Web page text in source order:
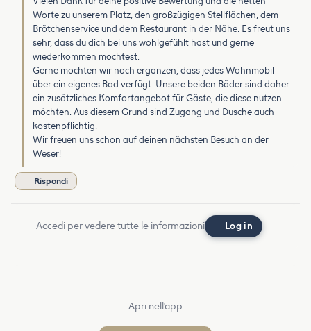
Worte zu unserem Platz, den großzügigen Stellflächen, dem
Brötchenservice und dem Restaurant in der Nähe. Es freut uns
sehr, dass du dich bei uns wohlgefühlt hast und gerne
wiederkommen möchtest.
Gerne möchten wir noch ergänzen, dass jedes Wohnmobil
über ein eigenes Bad verfügt. Unsere beiden Bäder sind daher
ein zusätzliches Komfortangebot für Gäste, die diese nutzen
möchten. Aus diesem Grund sind Zugang und Dusche auch
kostenpflichtig.
Wir freuen uns schon auf deinen nächsten Besuch an der
Weser!
Rispondi
Accedi per vedere tutte le informazioni Log in
Apri nell'app